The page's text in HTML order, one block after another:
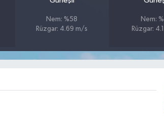
Nem: %58
Rüzgar: 4.69 m/s
Nem:
Rüzgar: